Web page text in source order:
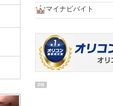
マイナビバイト
PR